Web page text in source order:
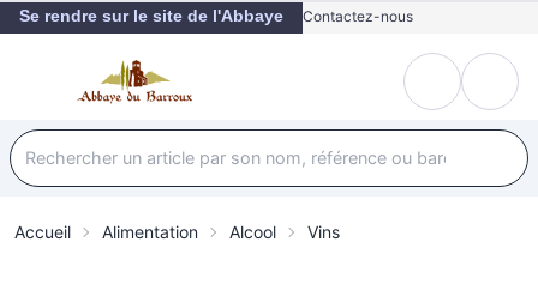
Se rendre sur le site de l'Abbaye Contactez-nous
Accueil Alimentation Alcool Vins